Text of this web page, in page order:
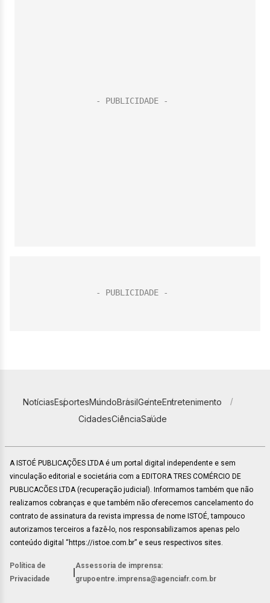
NotíciasEsportesMundoBrasilGenteEntretenimento
CidadesCiênciaSaúde
A ISTOÉ PUBLICAÇÕES LTDA é um portal digital independente e sem
vinculação editorial e societária com a EDITORA TRES COMÉRCIO DE
PUBLICACÕES LTDA (recuperação judicial). Informamos também que não
realizamos cobranças e que também não oferecemos cancelamento do
contrato de assinatura da revista impressa de nome ISTOÉ, tampouco
autorizamos terceiros a fazê-lo, nos responsabilizamos apenas pelo
conteúdo digital “https://istoe.com.br” e seus respectivos sites.
Política de
Privacidade
Assessoria de imprensa:
grupoentre.imprensa@agenciafr.com.br